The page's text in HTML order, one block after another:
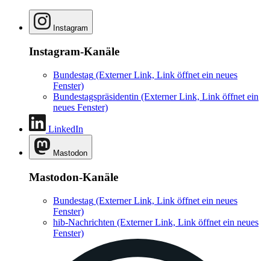
Instagram
Instagram-Kanäle
Bundestag (Externer Link, Link öffnet ein neues
Fenster)
Bundestagspräsidentin (Externer Link, Link öffnet ein
neues Fenster)
LinkedIn
Mastodon
Mastodon-Kanäle
Bundestag (Externer Link, Link öffnet ein neues
Fenster)
hib-Nachrichten (Externer Link, Link öffnet ein neues
Fenster)